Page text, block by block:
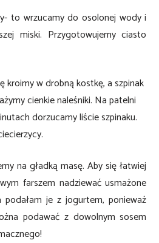
to wrzucamy do osolonej wody i
miski. Przygotowujemy ciasto
kroimy w drobną kostkę, a szpinak
cienkie naleśniki. Na patelni
dorzucamy liście szpinaku.
na gładką masę. Aby się łatwiej
farszem nadziewać usmażone
je z jogurtem, ponieważ
podawać z dowolnym sosem